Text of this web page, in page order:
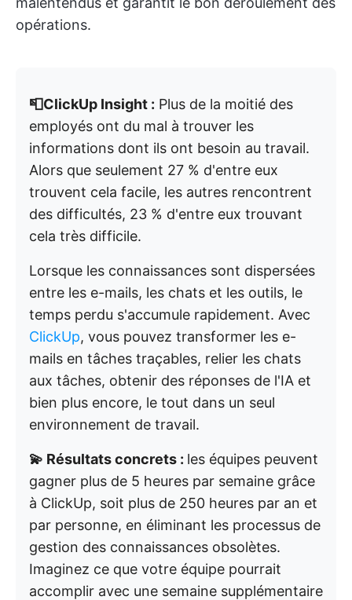
opérations.
📮ClickUp Insight : Plus de la moitié des
employés ont du mal à trouver les
informations dont ils ont besoin au travail.
Alors que seulement 27 % d'entre eux
trouvent cela facile, les autres rencontrent
des difficultés, 23 % d'entre eux trouvant
cela très difficile.
Lorsque les connaissances sont dispersées
entre les e-mails, les chats et les outils, le
temps perdu s'accumule rapidement. Avec
ClickUp, vous pouvez transformer les e-
mails en tâches traçables, relier les chats
aux tâches, obtenir des réponses de l'IA et
bien plus encore, le tout dans un seul
environnement de travail.
💫 Résultats concrets : les équipes peuvent
gagner plus de 5 heures par semaine grâce
à ClickUp, soit plus de 250 heures par an et
par personne, en éliminant les processus de
gestion des connaissances obsolètes.
Imaginez ce que votre équipe pourrait
accomplir avec une semaine supplémentaire